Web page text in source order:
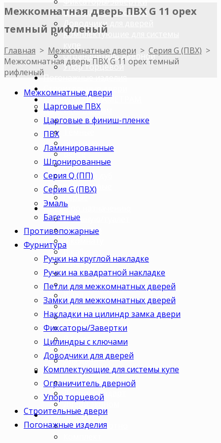
Цилиндры с ключами
Доводчики для дверей
Комплектующие для системы
Ограничитель дверной
Упор торцевой
Погонажные изделия
Строительные двери
ДВЕРИ ПО ПАРАМЕТРАМ
Двери по цветам
Светлые
Венге
Орех
Беленый дуб
Коричневые
Серые
Двери по назначению
В ванную/туалет
Для кухни
В комнату
В кабинет
В детскую
В спальню
В гостиную
В гардеробную
В коридор
В кладовку
В офис
В коттедж
Для дачи
Ценовая категория
Двери премиум
Двери стандарт
Двери эконом
Комплектация
Только полотно
Межкомнатная дверь ПВХ G 11 орех
темный рифленый
Главная > Межкомнатные двери > Серия G (ПВХ) >
Межкомнатная дверь ПВХ G 11 орех темный
рифленый
Межкомнатные двери
Царговые ПВХ
Царговые в финиш-пленке
ПВХ
Ламинированные
Шпонированные
Серия Q (ПП)
Серия G (ПВХ)
Эмаль
Багетные
Противопожарные
Фурнитура
Ручки на круглой накладке
Ручки на квадратной накладке
Петли для межкомнатных дверей
Замки для межкомнатных дверей
Накладки на цилиндр замка двери
Фиксаторы/Завертки
Цилиндры с ключами
Доводчики для дверей
Комплектующие для системы купе
Ограничитель дверной
Упор торцевой
Строительные двери
Погонажные изделия